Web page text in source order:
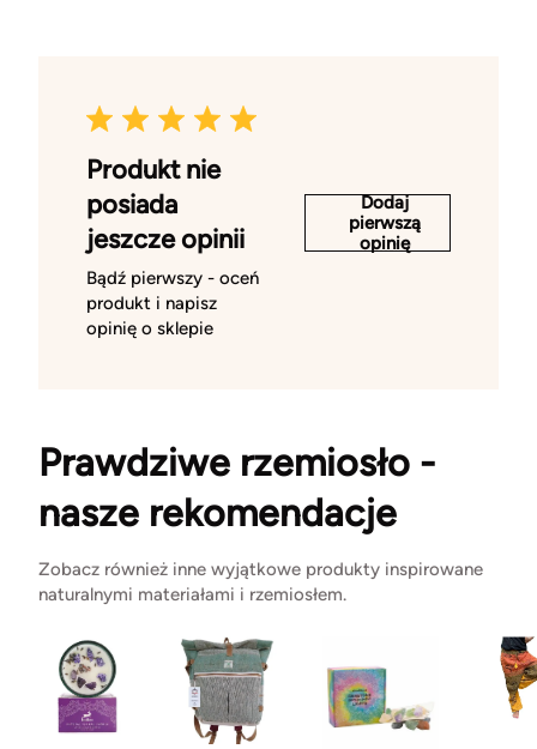
Produkt nie
posiada
jeszcze opinii
Bądź pierwszy - oceń
produkt i napisz
opinię o sklepie
Dodaj
pierwszą
opinię
Prawdziwe rzemiosło -
nasze rekomendacje
Zobacz również inne wyjątkowe produkty inspirowane
naturalnymi materiałami i rzemiosłem.